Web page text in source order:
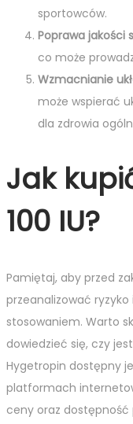
sportowców.
Poprawa jakości
co może
Wzmacnianie
może wspierać
dla zdrowia
Jak
100 IU?
Pamiętaj, aby przed
przeanalizować ryzyko
stosowaniem. Warto
dowiedzieć się, czy
Hygetropin dostępny
platformach
ceny oraz dostępność